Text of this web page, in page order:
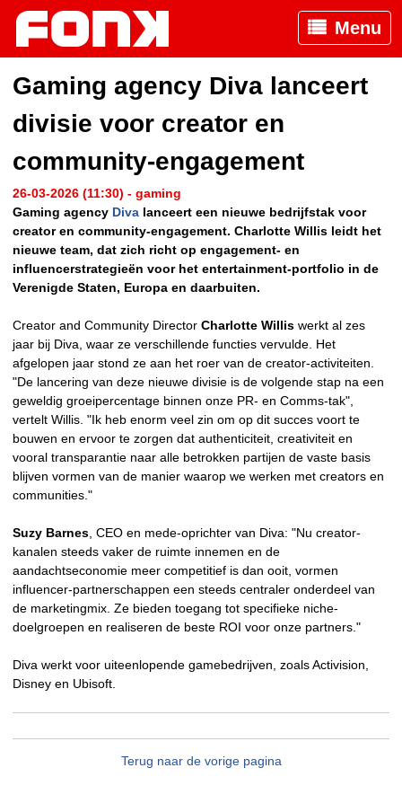
Menu
Gaming agency Diva lanceert
divisie voor creator en
community-engagement
26-03-2026 (11:30) - gaming
Gaming agency Diva lanceert een nieuwe bedrijfstak voor
creator en community-engagement. Charlotte Willis leidt het
nieuwe team, dat zich richt op engagement- en
influencerstrategieën voor het entertainment-portfolio in de
Verenigde Staten, Europa en daarbuiten.
Creator and Community Director Charlotte Willis werkt al zes
jaar bij Diva, waar ze verschillende functies vervulde. Het
afgelopen jaar stond ze aan het roer van de creator-activiteiten.
"De lancering van deze nieuwe divisie is de volgende stap na een
geweldig groeipercentage binnen onze PR- en Comms-tak",
vertelt Willis. "Ik heb enorm veel zin om op dit succes voort te
bouwen en ervoor te zorgen dat authenticiteit, creativiteit en
vooral transparantie naar alle betrokken partijen de vaste basis
blijven vormen van de manier waarop we werken met creators en
communities."
Suzy Barnes , CEO en mede-oprichter van Diva: "Nu creator-
kanalen steeds vaker de ruimte innemen en de
aandachtseconomie meer competitief is dan ooit, vormen
influencer-partnerschappen een steeds centraler onderdeel van
de marketingmix. Ze bieden toegang tot specifieke niche-
doelgroepen en realiseren de beste ROI voor onze partners."
Diva werkt voor uiteenlopende gamebedrijven, zoals Activision,
Disney en Ubisoft.
Terug naar de vorige pagina